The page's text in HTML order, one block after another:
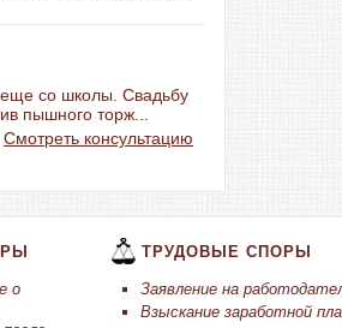
еще со школы. Свадьбу
пышного торж...
Смотреть консультацию
о
ТРУДОВЫЕ СПОРЫ
Заявление на
Взыскание заработной